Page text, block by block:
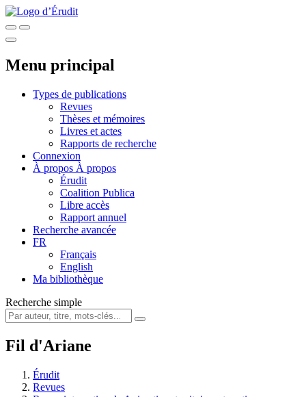
Menu principal
Types de publications
Revues
Thèses et mémoires
Livres et actes
Rapports de recherche
Connexion
À propos À propos
Érudit
Coalition Publica
Libre accès
Rapport annuel
Recherche avancée
FR
Français
English
Ma bibliothèque
Recherche simple
Fil d'Ariane
Érudit
Revues